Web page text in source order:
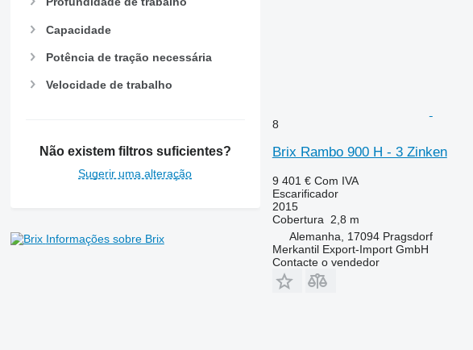
Capacidade
Potência de tração necessária
Velocidade de trabalho
Não existem filtros suficientes?
Sugerir uma alteração
Informações sobre Brix
8
Brix Rambo 900 H - 3 Zinken
9 401 € Com IVA
Escarificador
2015
Cobertura
2,8 m
Alemanha, 17094 Pragsdorf
Merkantil Export-Import GmbH
Contacte o vendedor